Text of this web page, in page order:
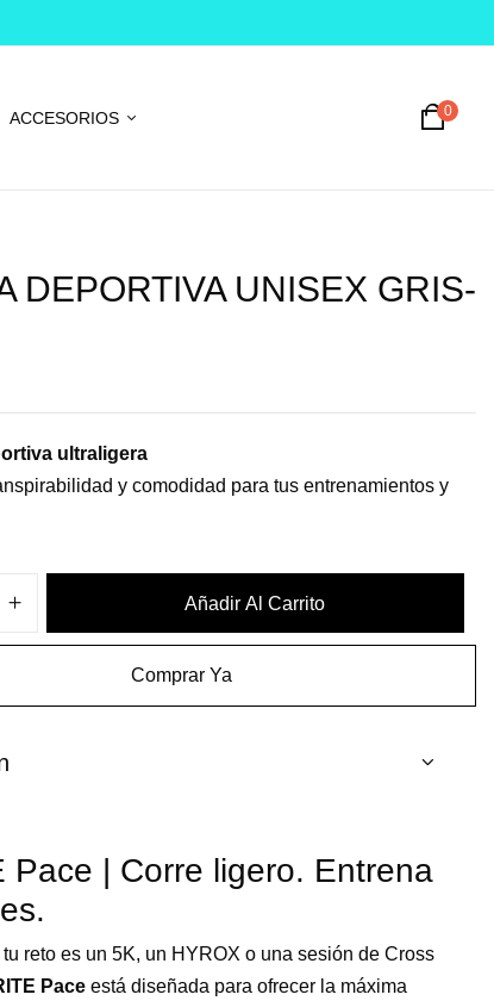
ACCESORIOS 0
DEPORTIVA UNISEX GRIS-
ultraligera
y comodidad para tus entrenamientos y
Añadir Al Carrito
Comprar Ya
Pace | Corre ligero. Entrena
reto es un 5K, un HYROX o una sesión de Cross
Paceestá diseñada para ofrecer la máxima